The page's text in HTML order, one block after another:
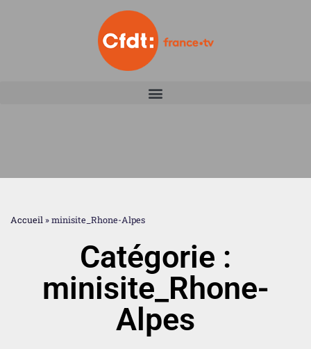
Accueil »minisite_Rhone-Alpes
Catégorie :
minisite_Rhone-
Alpes